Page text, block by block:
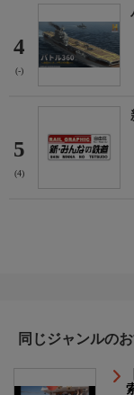
4
(-)
5
(4)
同じジャンルの